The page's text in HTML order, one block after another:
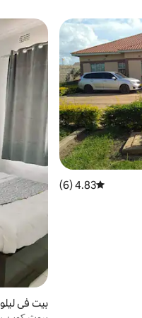
متوسط التقييم 4.83 من 5، 6 مراجعات
4.83 (6)
بيت في